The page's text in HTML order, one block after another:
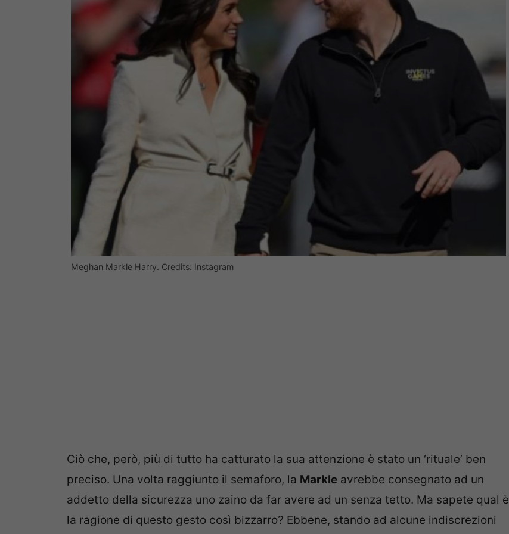
Meghan Markle Harry. Credits: Instagram
Ciò che, però, più di tutto ha catturato la sua attenzione è stato un ‘rituale’ ben
preciso. Una volta raggiunto il semaforo, la Markle avrebbe consegnato ad un
addetto della sicurezza uno zaino da far avere ad un senza tetto. Ma sapete qual è
la ragione di questo gesto così bizzarro? Ebbene, stando ad alcune indiscrezioni